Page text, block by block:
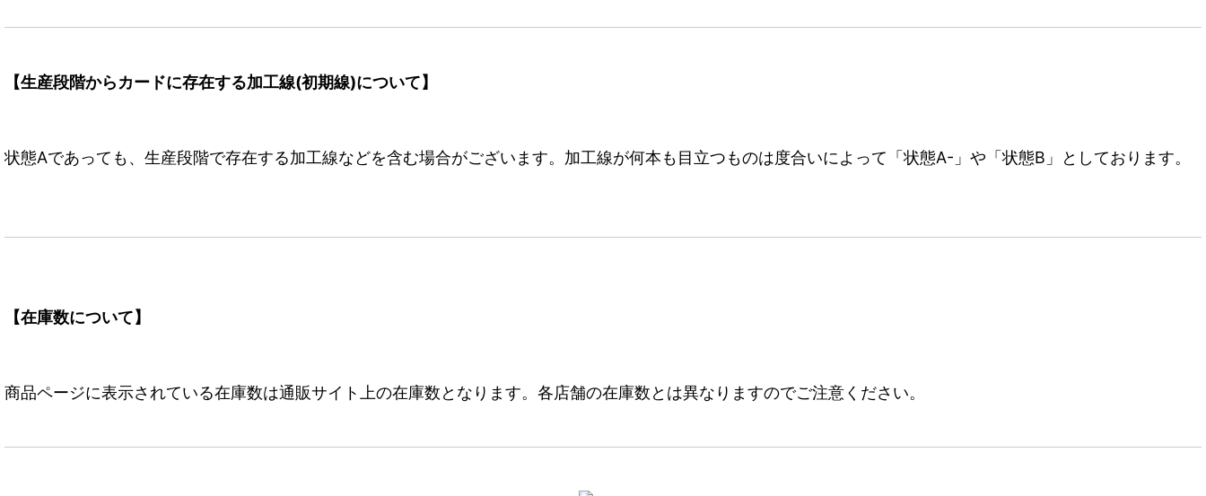
【生産段階からカードに存在する加工線(初期線)について】
状態Aであっても、生産段階で存在する加工線などを含む場合がございます。加工線が何本も目立つものは度合いによって「状態A-」や「状態B」としております。
【在庫数について】
商品ページに表示されている在庫数は通販サイト上の在庫数となります。各店舗の在庫数とは異なりますのでご注意ください。